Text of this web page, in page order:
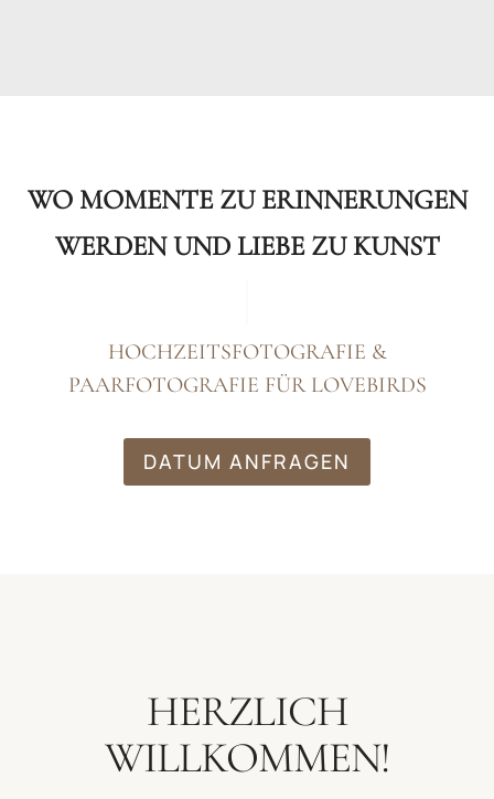
WO MOMENTE ZU ERINNERUNGEN
WERDEN UND LIEBE ZU KUNST
HOCHZEITSFOTOGRAFIE &
PAARFOTOGRAFIE FÜR LOVEBIRDS
DATUM ANFRAGEN
HERZLICH
WILLKOMMEN!